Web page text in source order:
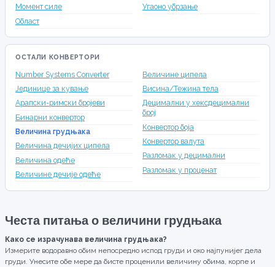
Момент силе
Област
Угаоно убрзање
ОСТАЛИ КОНВЕРТОРИ
Number Systems Converter
Јединице за кување
Арапски-римски бројеви
Бинарни конвертор
Величина грудњака
Величина дечијих ципела
Величина одеће
Величине дечије одеће
Величине ципела
Висина/Тежина тела
Децимални у хексдецимални
број
Конвертор боја
Конвертор валута
Разломак у децимални
Разломак у проценат
Честа питања о величини грудњака
Како се израчунава величина грудњака?
Измерите водоравно обим непосредно испод груди и око најпунијег дела
груди. Унесите обе мере да бисте проценили величину обима, корпе и